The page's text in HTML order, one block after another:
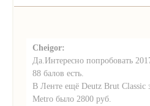
Cheigor:
Да.Интересно попробовать
88 балов есть.
В Ленте ещё Deutz Brut Classic
Metro было 2800 руб.